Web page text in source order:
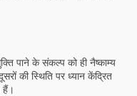
पाने के संकल्प को ही नैष्काम्य
की स्थिति पर ध्यान केंद्रित
हैं।